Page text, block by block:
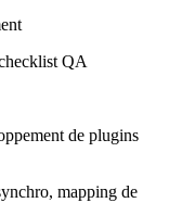
QA
de plugins
mapping de